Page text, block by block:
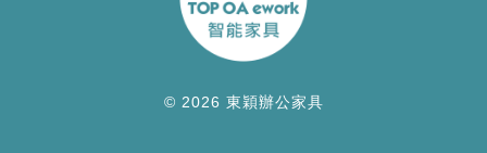
© 2026 東穎辦公家具